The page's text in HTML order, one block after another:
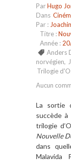
ParHugo
Dans
Par :
Titre :
Année :
Anders
norvégien,
Trilogie
Aucun
La
succède à
trilogie
Nouvelle
dans
Malavida